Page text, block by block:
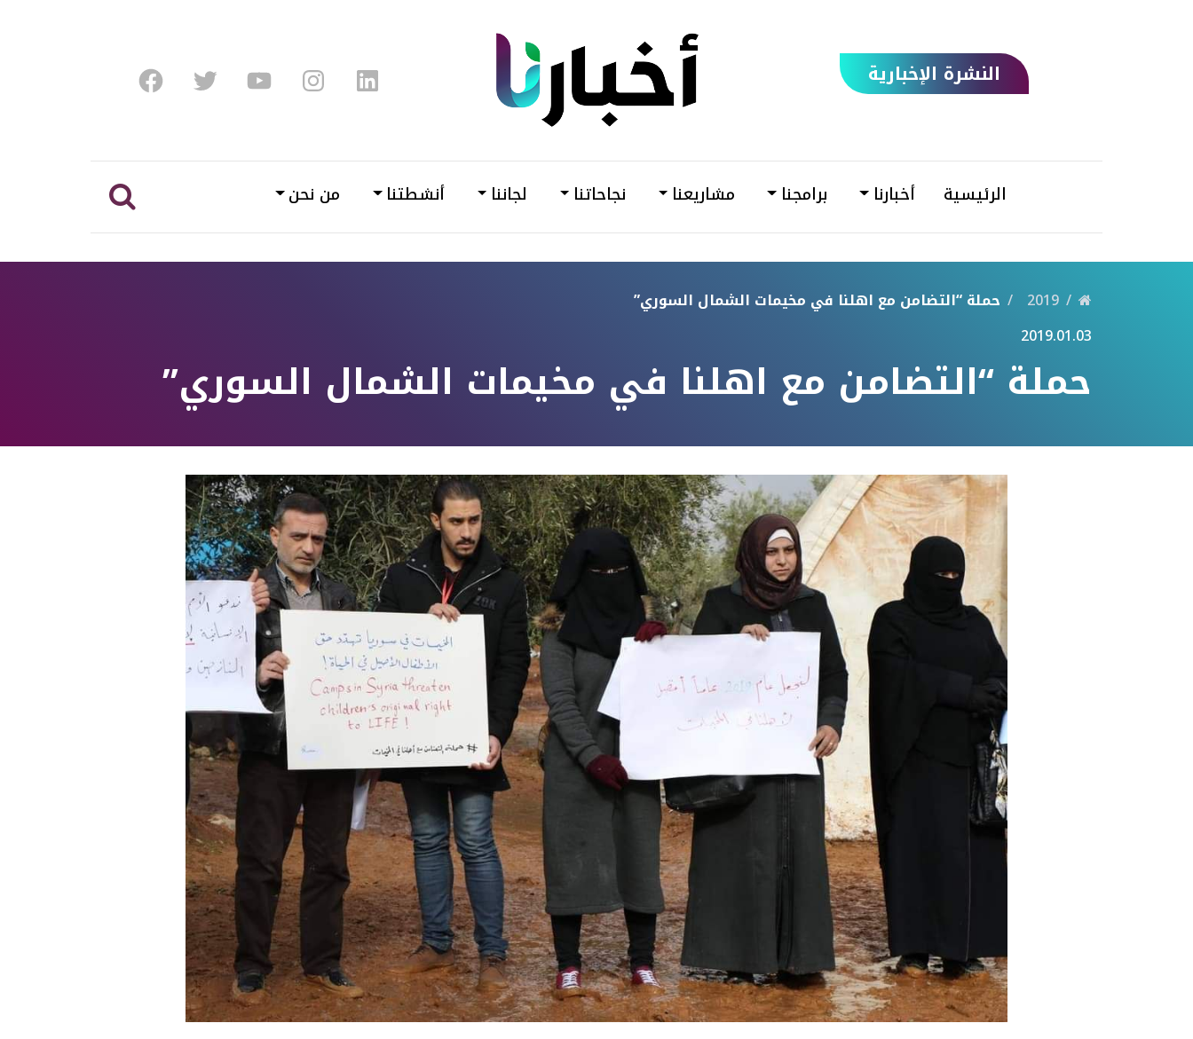
النشرة الإخبارية
–
وحدة
وتمكين
المرأة
FacebookTwitterYoutubeInstagramLinkedin
الرئيسية أخبارنا برامجنا مشاريعنا نجاحاتنا لجاننا أنشطتنا من نحن
2019
حملة “التضامن مع اهلنا في مخيمات الشمال السوري”
2019.01.03
حملة “التضامن مع اهلنا في مخيمات الشمال السوري”